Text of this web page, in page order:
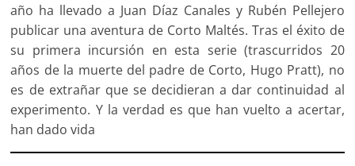
año ha llevado a Juan Díaz Canales y Rubén Pellejero
publicar una aventura de Corto Maltés. Tras el éxito de
su primera incursión en esta serie (trascurridos 20
años de la muerte del padre de Corto, Hugo Pratt), no
es de extrañar que se decidieran a dar continuidad al
experimento. Y la verdad es que han vuelto a acertar,
han dado vida